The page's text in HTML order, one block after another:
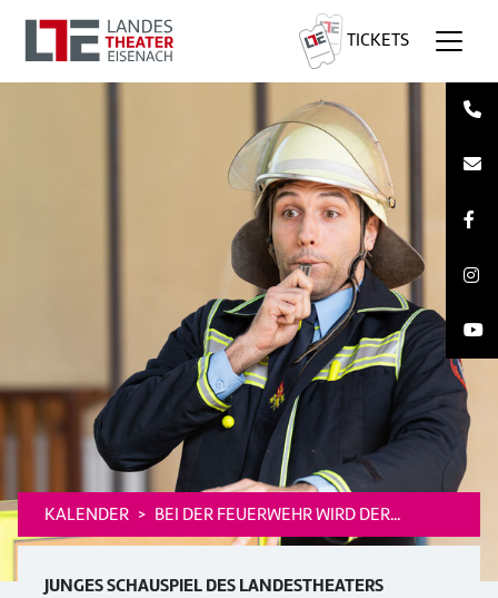
TICKETS
KALENDER BEI DER FEUERWEHR WIRD DER...
JUNGES SCHAUSPIEL DES LANDESTHEATERS